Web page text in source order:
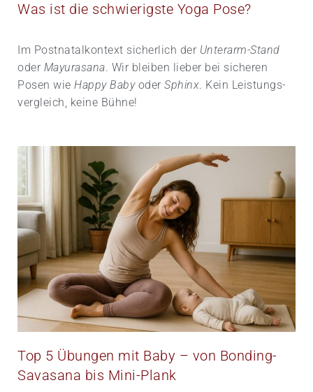
Was ist die schwierigste Yoga Pose?
Im Postnatal­kontext sicherlich der Unterarm-Stand
oder Mayurasana. Wir bleiben lieber bei sicheren
Posen wie Happy Babyoder Sphinx. Kein Leistungs­
vergleich, keine Bühne!
Top 5 Übungen mit Baby – von Bonding-
Savasana bis Mini-Plank